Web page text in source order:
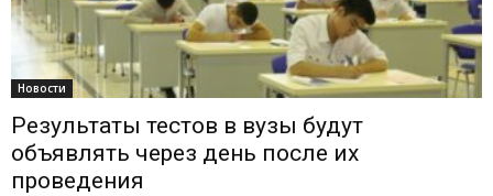
Новости
Результаты тестов в вузы будут
объявлять через день после их
проведения